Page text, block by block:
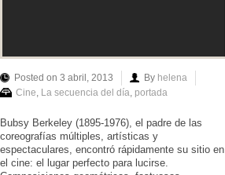
Posted on 3 abril, 2013 By helena
Cine La secuencia del día portada
Bubsy Berkeley (1895-1976), el padre de las
coreografías múltiples, artísticas y
espectaculares, encontró rápidamente su sitio en
el cine: el lugar perfecto para lucirse.